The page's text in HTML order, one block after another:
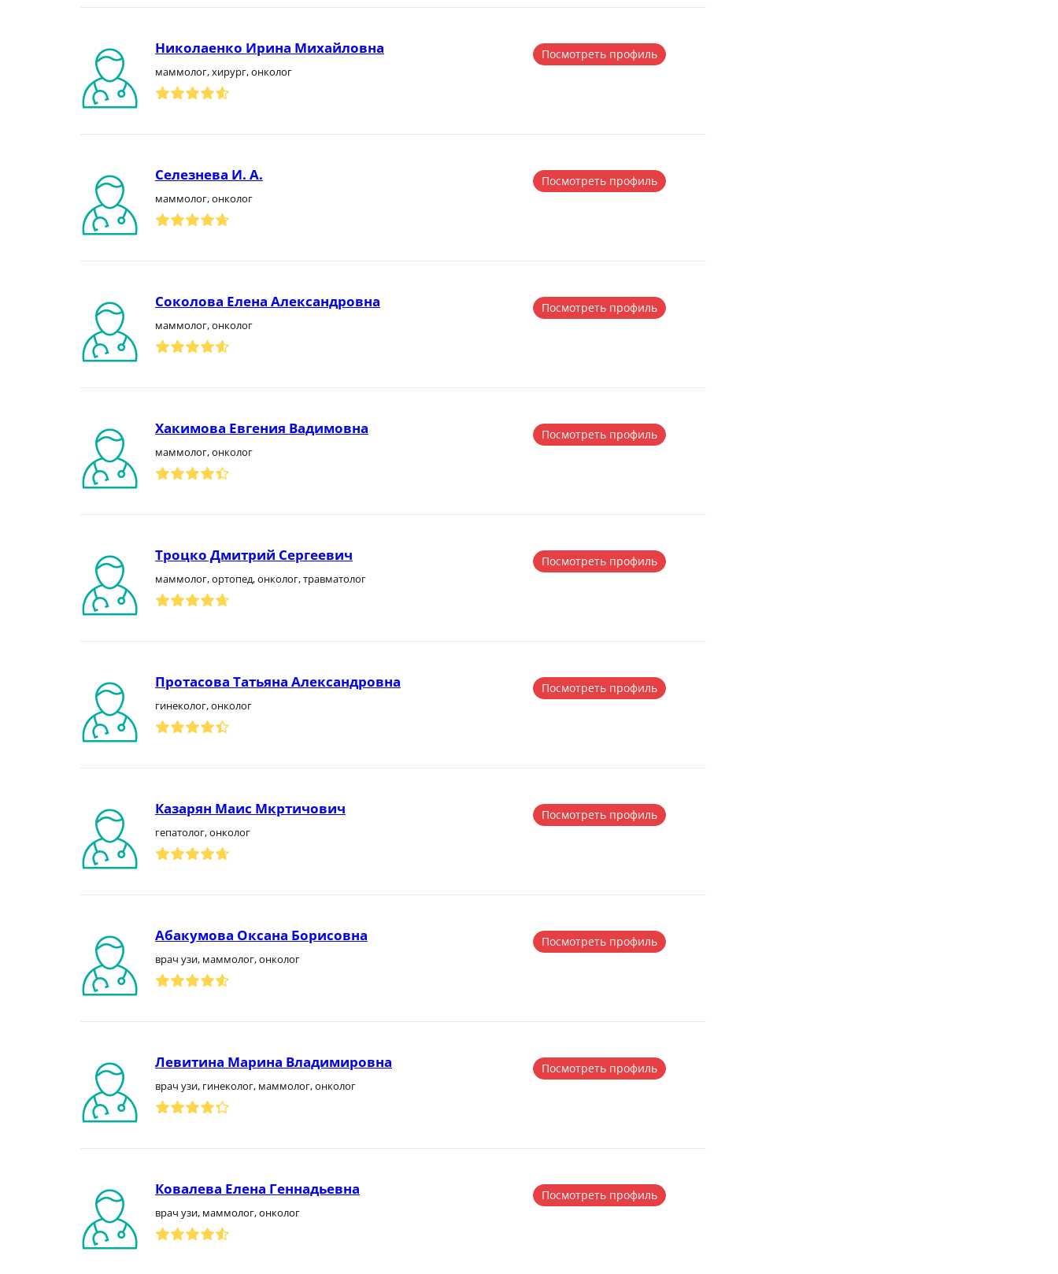
Николаенко Ирина Михайловна
маммолог, хирург, онколог
Посмотреть профиль
Селезнева И. А.
маммолог, онколог
Посмотреть профиль
Соколова Елена Александровна
маммолог, онколог
Посмотреть профиль
Хакимова Евгения Вадимовна
маммолог, онколог
Посмотреть профиль
Троцко Дмитрий Сергеевич
маммолог, ортопед, онколог, травматолог
Посмотреть профиль
Протасова Татьяна Александровна
гинеколог, онколог
Посмотреть профиль
Казарян Маис Мкртичович
гепатолог, онколог
Посмотреть профиль
Абакумова Оксана Борисовна
врач узи, маммолог, онколог
Посмотреть профиль
Левитина Марина Владимировна
врач узи, гинеколог, маммолог, онколог
Посмотреть профиль
Ковалева Елена Геннадьевна
врач узи, маммолог, онколог
Посмотреть профиль